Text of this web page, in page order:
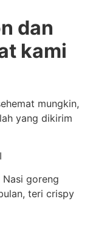
dan
kami
mungkin,
yang dikirim
Nasi goreng
teri crispy